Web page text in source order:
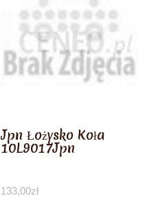
Jpn Łożysko Koła
10L9017Jpn
133,00zł